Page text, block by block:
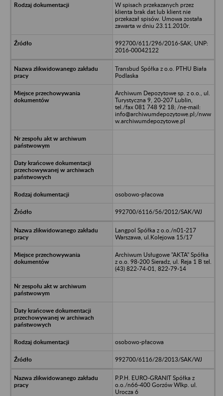
W spisach przekazanych przez
klienta brak dat lub klient nie
przekazał spisów. Umowa została
zawarta w dniu 23.11.2010r.
992700/611/296/2016-SAK; UNP:
2016-00042122
Transbud Spółka z o.o. PTHU Biała
Podlaska
Archiwum Depozytowe sp. z o.o., ul.
Turystyczna 9, 20-207 Lublin,
tel./fax 081 748 92 18; /ne-mail:
info@archiwumdepozytowe.pl;/nww
w.archiwumdepozytowe.pl
osobowo-płacowa
992700/6116/56/2012/SAK/WJ
Langpol Spółka z o.o./n01-217
Warszawa, ul.Kolejowa 15/17
Archiwum Usługowe "AKTA" Spółka
z o.o. 98-200 Sieradz, ul. Reja 1 B tel.
(43) 822-74-01, 822-79-14
osobowo-płacowa
992700/6116/28/2013/SAK/WJ
P.P.H. EURO-GRANIT Spółka z
o.o./n66-400 Gorzów Wlkp. ul.
Urocza 6